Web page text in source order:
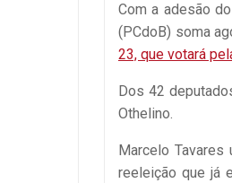
Com a adesão
(PCdoB) soma
23, que votará
Dos 42
Othelino.
Marcelo
reeleição que já